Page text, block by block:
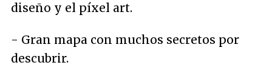
diseño y el píxel art.
- Gran mapa con muchos secretos por
descubrir.